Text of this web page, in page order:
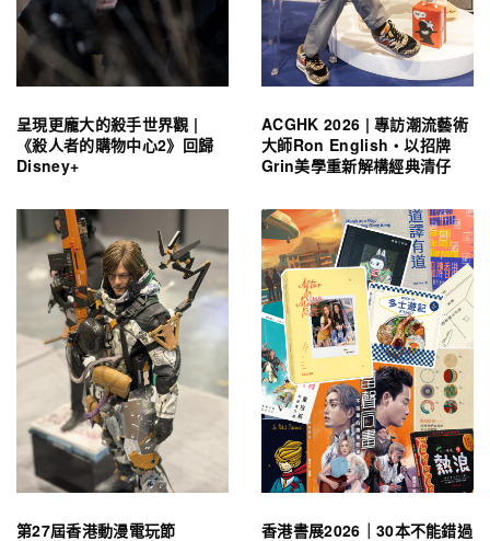
呈現更龐大的殺手世界觀 |
《殺人者的購物中心2》回歸
Disney+
ACGHK 2026 | 專訪潮流藝術
大師Ron English・以招牌
Grin美學重新解構經典清仔
第27屆香港動漫電玩節
香港書展2026｜30本不能錯過